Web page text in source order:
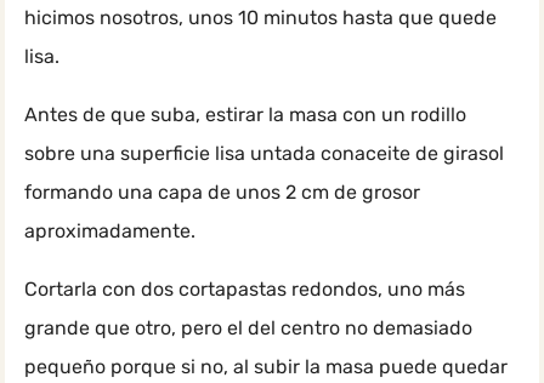
hicimos nosotros, unos 10 minutos hasta que quede
lisa.
Antes de que suba, estirar la masa con un rodillo
sobre una superficie lisa untada conaceite de girasol
formando una capa de unos 2 cm de grosor
aproximadamente.
Cortarla con dos cortapastas redondos, uno más
grande que otro, pero el del centro no demasiado
pequeño porque si no, al subir la masa puede quedar